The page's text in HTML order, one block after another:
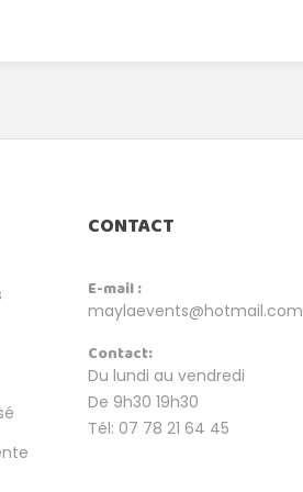
CONTACT
E-mail :
maylaevents@hotmail.com
Contact:
Du lundi au vendredi
De 9h30 19h30
Tél: 07 78 21 64 45